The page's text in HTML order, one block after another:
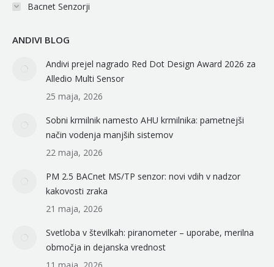
Bacnet Senzorji
ANDIVI BLOG
Andivi prejel nagrado Red Dot Design Award 2026 za
Alledio Multi Sensor
25 maja, 2026
Sobni krmilnik namesto AHU krmilnika: pametnejši
način vodenja manjših sistemov
22 maja, 2026
PM 2.5 BACnet MS/TP senzor: novi vdih v nadzor
kakovosti zraka
21 maja, 2026
Svetloba v številkah: piranometer – uporabe, merilna
območja in dejanska vrednost